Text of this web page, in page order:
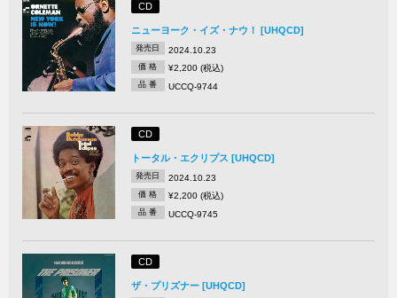
CD
ニューヨーク・イズ・ナウ！ [UHQCD]
発売日 2024.10.23
価 格 ¥2,200 (税込)
品 番 UCCQ-9744
CD
トータル・エクリプス [UHQCD]
発売日 2024.10.23
価 格 ¥2,200 (税込)
品 番 UCCQ-9745
CD
ザ・プリズナー [UHQCD]